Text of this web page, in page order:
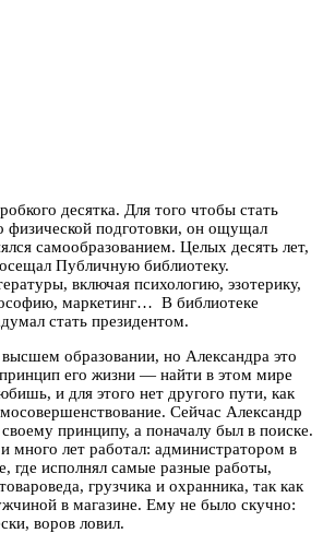
десятка. Для того чтобы стать
физической подготовки, он ощущал
самообразованием. Целых десять лет,
Публичную библиотеку.
включая психологию, эзотерику,
маркетинг… В библиотеке
стать президентом.
образовании, но Александра это
его жизни — найти в этом мире
и для этого нет другого пути, как
Сейчас Александр
своему принципу, а поначалу был в поиске.
много лет работал: администратором в
где исполнял самые разные работы,
грузчика и охранника, так как
в магазине. Ему не было скучно:
воров ловил.